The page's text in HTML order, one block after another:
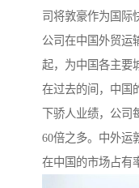
司将敦豪作为国际
公司在中国外贸运
起，为中国各主要
在过去的间，中国
下骄人业绩，公
60倍之多。中外运
在中国的市场占有